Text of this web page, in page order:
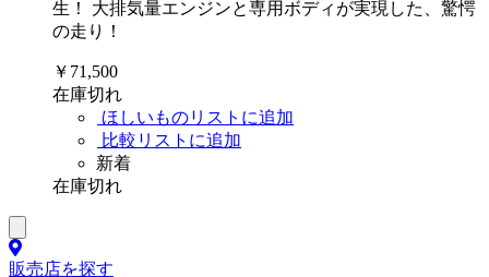
生！ 大排気量エンジンと専用ボディが実現した、驚愕
の走り！
￥71,500
在庫切れ
ほしいものリストに追加
比較リストに追加
新着
在庫切れ
販売店を探す